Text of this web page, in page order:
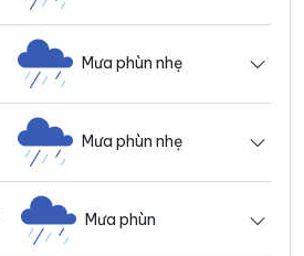
Mưa phùn nhẹ
Mưa phùn nhẹ
Mưa phùn